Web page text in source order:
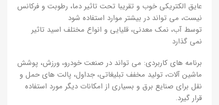
عایق الکتریکی خوب و تقریبا تحت تاثیر دما، رطوبت و فرکانس
نیست، می تواند در بیشتر موارد استفاده شود
توسط آب، نمک معدنی، قلیایی و انواع مختلف اسید تاثیر
نمی گذارد
برنامه های کاربردی: می تواند در صنعت خودرو، ورزش، پوشش
ماشین آلات، تولید مخفف تبلیغاتی، جداول، پالت های حمل و
نقل برای صنایع برق و بسیاری از امکانات دیگر مورد استفاده
قرار گیرد.